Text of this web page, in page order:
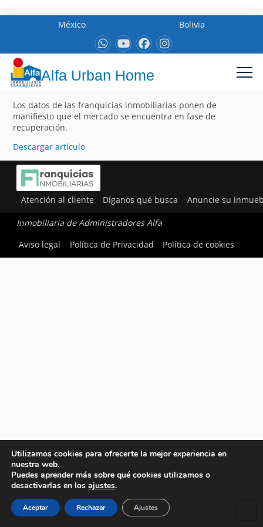
México Bolivia
Alfa Urban Home
Los datos de las franquicias inmobiliarias ponen de
manifiesto que el mercado se encuentra en fase de
recuperación.
Descargar artículo
Atención al cliente Díganos qué busca Anuncie su
Inmobiliaria de Administradores Alfa
Aviso legal
Política de Privacidad Política de cookies
Utilizamos cookies para ofrecerte la mejor experiencia en
nuestra web.
Puedes aprender más sobre qué cookies utilizamos o
desactivarlas en los ajustes.
Aceptar Rechazar Ajustes